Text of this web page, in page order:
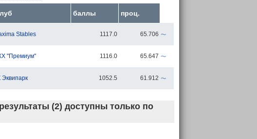
баллы проц.
Stables 1117.0 65.706 ~
"Премиум" 1116.0 65.647 ~
Эквипарк 1052.5 61.912 ~
(2) доступны только по